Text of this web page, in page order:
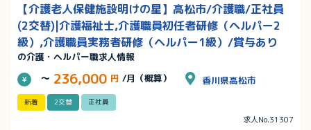
【介護老人保健施設明けの星】高松市/介護職/正社員
(2交替)|介護福祉士,介護職員初任者研修（ヘルパー2
級）,介護職員実務者研修（ヘルパー1級）/賞与あり
の介護・ヘルパー職求人情報
～ 236,000 円 /月（概算） 香川県高松市
新着 2交替 正社員
求人No.31307